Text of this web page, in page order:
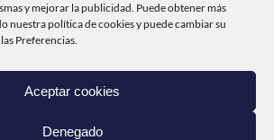
y mejorar la publicidad. Puede obtener más
nuestrapolítica de cookiesy puede cambiar su
Preferencias.
Aceptar cookies
Denegado